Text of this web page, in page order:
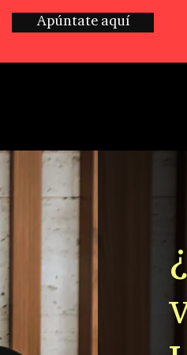
Apúntate aquí